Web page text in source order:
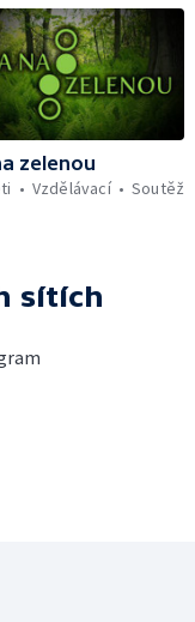
zelenou
Vzdělávací Soutěž
sítích